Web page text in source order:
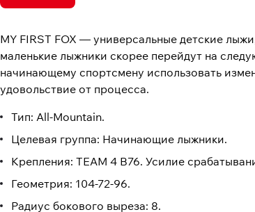
MY FIRST FOX — универсальные детские
маленькие лыжники скорее перейдут на
начинающему спортсмену использовать
удовольствие от процесса.
Тип: All-Mountain.
Целевая группа: Начинающие лыжники.
Крепления: TEAM 4 B76. Усилие
Геометрия: 104-72-96.
Радиус бокового выреза: 8.